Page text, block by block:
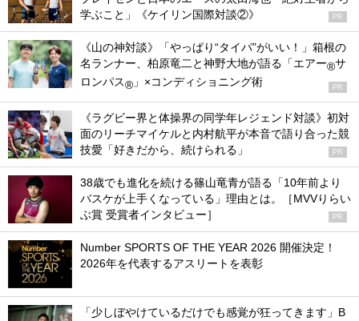
学ぶこと」《ケイリン国際対談②》
PR
《山の神対談》「やっぱり“タイパ”がいい！」箱根の
名ランナー、柏原竜二と神野大地が語る「エアー®サ
ロンパス® 」×コンディショニング術 PR
《ラグビー界と体操界の同学年レジェンド対談》初対
面のリーチマイケルと内村航平が本音で語り合った競
技愛「好きだから、続けられる」
PR
38歳でも進化を続ける篠山竜青が語る「10年前より
バスケが上手くなっている」理由とは。［MVVりらい
ぶ賞 受賞者インタビュー］
PR
Number SPORTS OF THE YEAR 2026 開催決定！
2026年を代表するアスリートを表彰
「少しぼやけているだけでも感覚が狂ってきます」B